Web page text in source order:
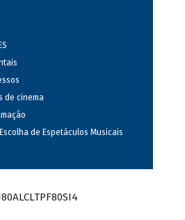
de cinema
de Espetáculos Musicais